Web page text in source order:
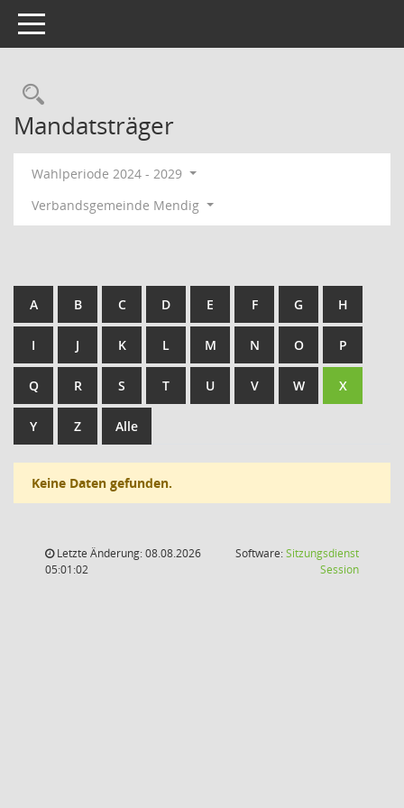
Toggle navigation
Rechercheauswahl
Mandatsträger
Wahlperiode 2024 - 2029
Verbandsgemeinde Mendig
A B C D E F G H
I J K L M N O P
Q R S T U V W X
Y Z Alle
Keine Daten gefunden.
Letzte Änderung: 08.08.2026
05:01:02
Software:Sitzungsdienst
Session(Wird in